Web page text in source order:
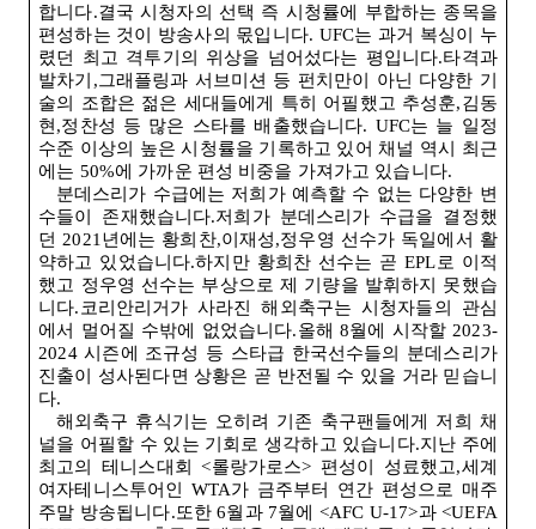
합니다.결국 시청자의 선택 즉 시청률에 부합하는 종목을
편성하는 것이 방송사의 몫입니다. UFC는 과거 복싱이 누
렸던 최고 격투기의 위상을 넘어섰다는 평입니다.타격과
발차기,그래플링과 서브미션 등 펀치만이 아닌 다양한 기
술의 조합은 젊은 세대들에게 특히 어필했고 추성훈,김동
현,정찬성 등 많은 스타를 배출했습니다. UFC는 늘 일정
수준 이상의 높은 시청률을 기록하고 있어 채널 역시 최근
에는 50%에 가까운 편성 비중을 가져가고 있습니다.
분데스리가 수급에는 저희가 예측할 수 없는 다양한 변
수들이 존재했습니다.저희가 분데스리가 수급을 결정했
던 2021 년에는 황희찬,이재성,정우영 선수가 독일에서 활
약하고 있었습니다.하지만 황희찬 선수는 곧 EPL로 이적
했고 정우영 선수는 부상으로 제 기량을 발휘하지 못했습
니다.코리안리거가 사라진 해외축구는 시청자들의 관심
에서 멀어질 수밖에 없었습니다.올해 8월에 시작할2023-
2024시즌에 조규성 등 스타급 한국선수들의 분데스리가
진출이 성사된다면 상황은 곧 반전될 수 있을 거라 믿습니
다.
해외축구 휴식기는 오히려 기존 축구팬들에게 저희 채
널을 어필할 수 있는 기회로 생각하고 있습니다.지난 주에
최고의 테니스대회
<롤랑가로스> 편성이 성료했고,세계
여자테니스투어인
WTA가 금주부터 연간 편성으로 매주
주말 방송됩니다.또한6월과7월에 <AFC U-17>과<UEFA